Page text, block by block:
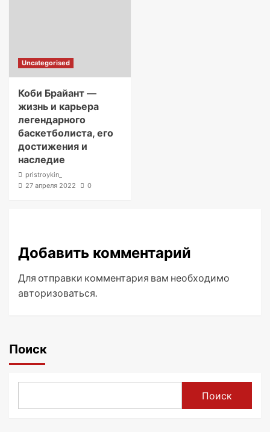
Uncategorised
Коби Брайант —
жизнь и карьера
легендарного
баскетболиста, его
достижения и
наследие
pristroykin_
27 апреля 2022
0
Добавить комментарий
Для отправки комментария вам необходимо
авторизоваться.
Поиск
Поиск